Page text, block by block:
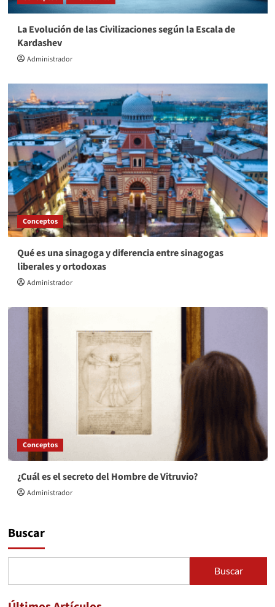
La Evolución de las Civilizaciones según la Escala de
Kardashev
Administrador
Conceptos
Qué es una sinagoga y diferencia entre sinagogas
liberales y ortodoxas
Administrador
Conceptos
¿Cuál es el secreto del Hombre de Vitruvio?
Administrador
Buscar
Buscar